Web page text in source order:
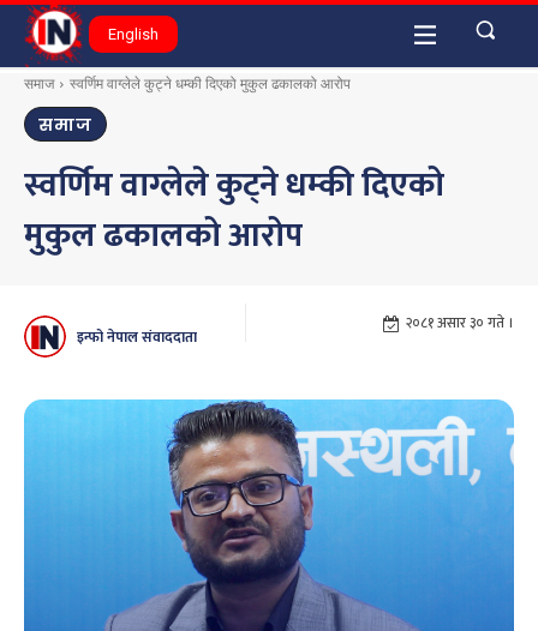
English
समाज स्वर्णिम वाग्लेले कुट्ने धम्की दिएको मुकुल ढकालको आरोप
समाज
स्वर्णिम वाग्लेले कुट्ने धम्की दिएको
मुकुल ढकालको आरोप
इन्फो नेपाल संवाददाता
२०८१ असार ३० गते ।